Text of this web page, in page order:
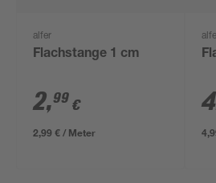
alfer
Flachstange 1 cm
2,99 €
2,99 € / Meter
4